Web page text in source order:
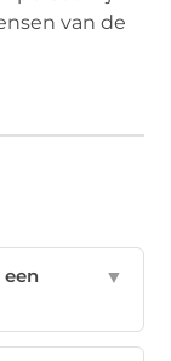
van de
▼